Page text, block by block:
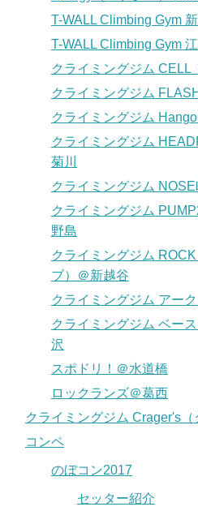
T-WALL Climbing Gym
T-WALL Climbing Gym
クライミングジム CELL
クライミングジム
クライミングジム
クライミングジム
菊川
クライミングジム
クライミングジム
野島
クライミングジム
ブ）＠新越谷
クライミングジム アー
クライミングジム ベー
沢
スポドリ！＠水道橋
ロックランズ＠葛西
クライミングジム Crager's
コンペ
のぼコン2017
セッター紹介